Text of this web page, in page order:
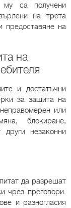
му са получени
на трета
предоставяне на
на
и достатъчни
за защита на
или
блокиране,
незаконни
да разрешат
чрез преговори.
и разногласия